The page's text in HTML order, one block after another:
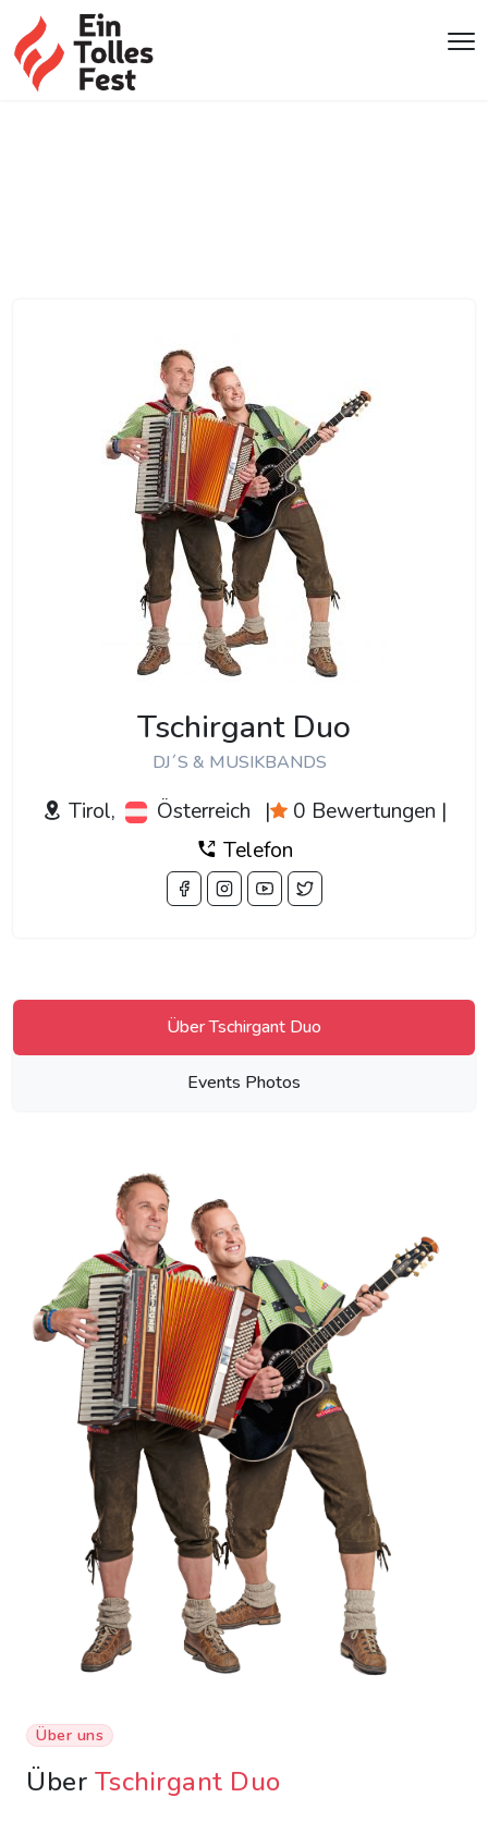
Tschirgant Duo
DJ´S & MUSIKBANDS
Tirol, Österreich | 0 Bewertungen |
Telefon
Über Tschirgant Duo
Events Photos
Über uns
Über Tschirgant Duo